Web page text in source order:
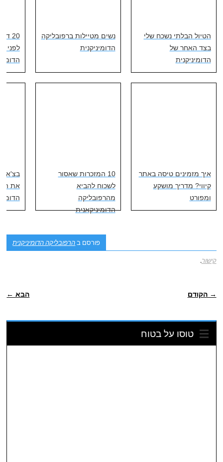
הטיול הבלתי נשכח שלי
בצד האחר של
הדומיניקנית
נשים מטיילות ברפובליקה
הדומיניקנית
20
לפני
איך מזמינים טיסה באתר
קיווי? מדריך מושקע
ומפורט
10 המזכרות שאסור
לשכוח להביא
מהרפובליקה
הדומיניקאנית
את
פורסם בהרפובליקה הדומיניקנית
קישור.
→ הקודם הבא ←
טוסו על בטוח